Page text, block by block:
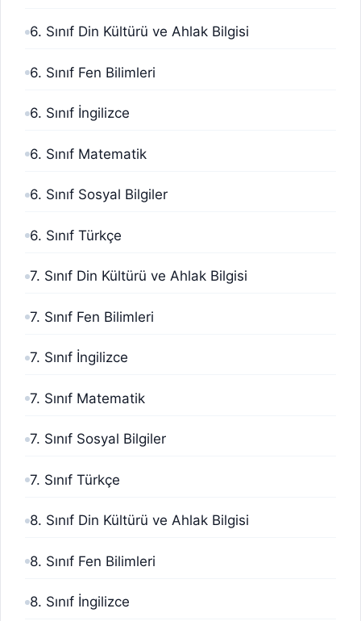
6. Sınıf Din Kültürü ve Ahlak Bilgisi
6. Sınıf Fen Bilimleri
6. Sınıf İngilizce
6. Sınıf Matematik
6. Sınıf Sosyal Bilgiler
6. Sınıf Türkçe
7. Sınıf Din Kültürü ve Ahlak Bilgisi
7. Sınıf Fen Bilimleri
7. Sınıf İngilizce
7. Sınıf Matematik
7. Sınıf Sosyal Bilgiler
7. Sınıf Türkçe
8. Sınıf Din Kültürü ve Ahlak Bilgisi
8. Sınıf Fen Bilimleri
8. Sınıf İngilizce